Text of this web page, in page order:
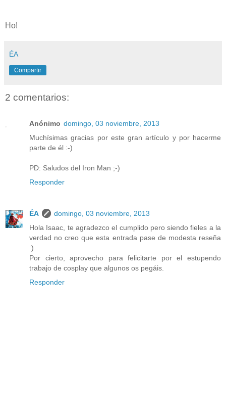
Ho!
ÉA
Compartir
2 comentarios:
Anónimo domingo, 03 noviembre, 2013
Muchísimas gracias por este gran artículo y por hacerme
parte de él :-)
PD: Saludos del Iron Man ;-)
Responder
ÉA
domingo, 03 noviembre, 2013
Hola Isaac, te agradezco el cumplido pero siendo fieles a la
verdad no creo que esta entrada pase de modesta reseña
:)
Por cierto, aprovecho para felicitarte por el estupendo
trabajo de cosplay que algunos os pegáis.
Responder